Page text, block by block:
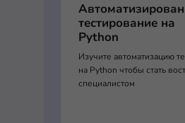
тестирование на
Python
Изучите автоматизацию
на Python чтобы стать
специалистом